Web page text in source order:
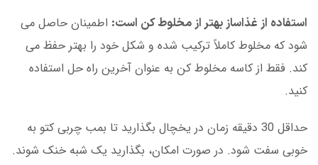
استفاده از غذاساز بهتر از مخلوط کن است: اطمینان حاصل می
شود که مخلوط کاملاً ترکیب شده و شکل خود را بهتر حفظ می
کند. فقط از کاسه مخلوط کن به عنوان آخرین راه حل استفاده
کنید.
حداقل 30 دقیقه زمان در یخچال بگذارید تا بمب چربی کتو به
خوبی سفت شود. در صورت امکان، بگذارید یک شبه خنک شوند.